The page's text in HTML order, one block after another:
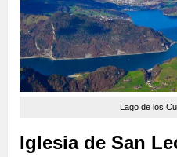
Lago de los
Iglesia de San